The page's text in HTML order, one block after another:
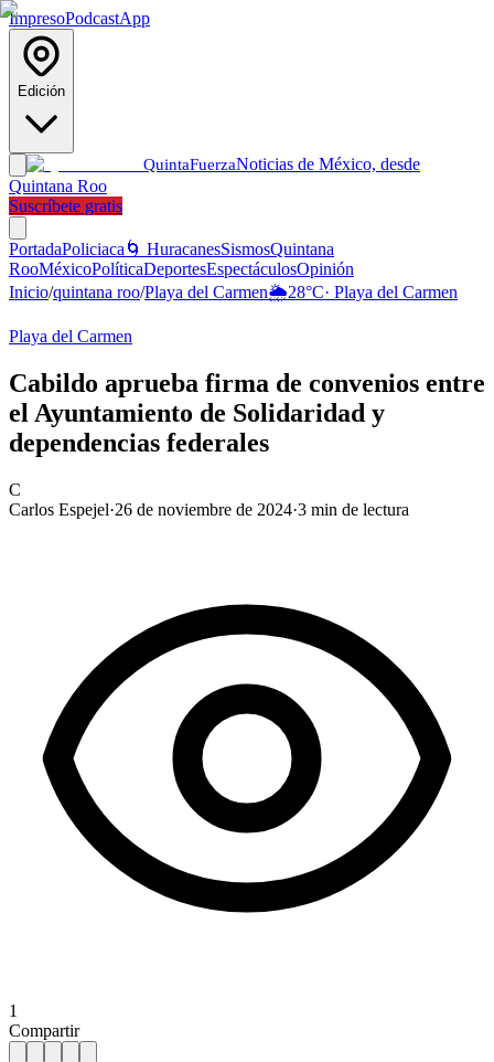
ImpresoPodcastApp
Edición
QuintaFuerzaNoticias de México, desde
Quintana Roo
Suscríbete gratis
PortadaPoliciaca 🌀 HuracanesSismosQuintana
RooMéxicoPolíticaDeportesEspectáculosOpinión
Inicio/quintana roo/Playa del Carmen🌦️28°C· Playa del Carmen
Playa del Carmen
Cabildo aprueba firma de convenios entre
el Ayuntamiento de Solidaridad y
dependencias federales
C
Carlos Espejel·26 de noviembre de 2024·3 min de lectura
1
Compartir